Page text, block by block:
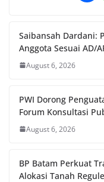
Saibansah Dardani:
Anggota Sesuai AD/
August 6, 2026
PWI Dorong
Forum Konsultasi
August 6, 2026
BP Batam Perkuat
Alokasi Tanah